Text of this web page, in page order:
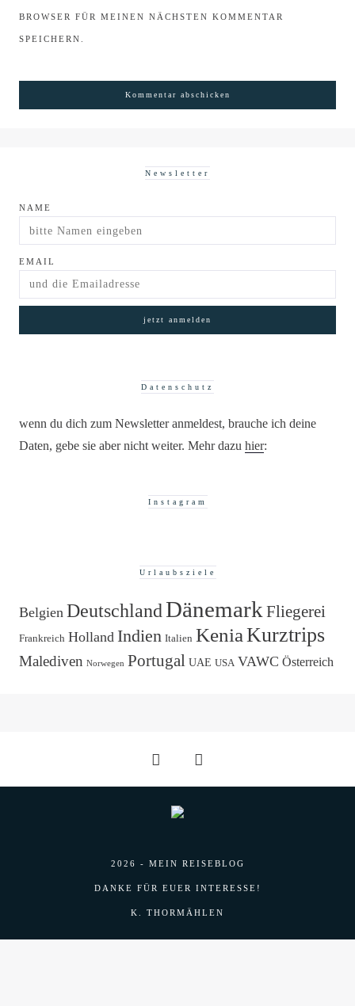
BROWSER FÜR MEINEN NÄCHSTEN KOMMENTAR
SPEICHERN.
Newsletter
NAME
EMAIL
Datenschutz
wenn du dich zum Newsletter anmeldest, brauche ich deine
Daten, gebe sie aber nicht weiter. Mehr dazu hier:
Instagram
Urlaubsziele
Belgien DeutschlandDänemark Fliegerei
Frankreich Holland Indien Italien KeniaKurztrips
Malediven Norwegen Portugal UAE USA VAWC Österreich
2026 - MEIN REISEBLOG
DANKE FÜR EUER INTERESSE!
K. THORMÄHLEN